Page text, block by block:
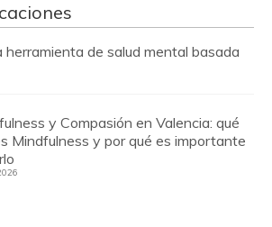
herramienta de salud mental basada
y Compasión en Valencia: qué
Mindfulness y por qué es importante